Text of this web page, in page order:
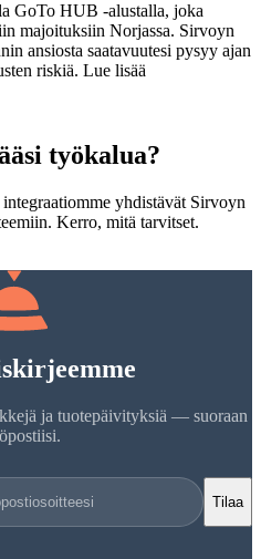
GoTo HUB -alustalla, joka
majoituksiin Norjassa. Sirvoyn
ansiosta saatavuutesi pysyy ajan
riskiä. Lue lisää
työkalua?
yhdistävät Sirvoyn
Kerro, mitä tarvitset.
ja tuotepäivityksiä — suoraan
Tilaa